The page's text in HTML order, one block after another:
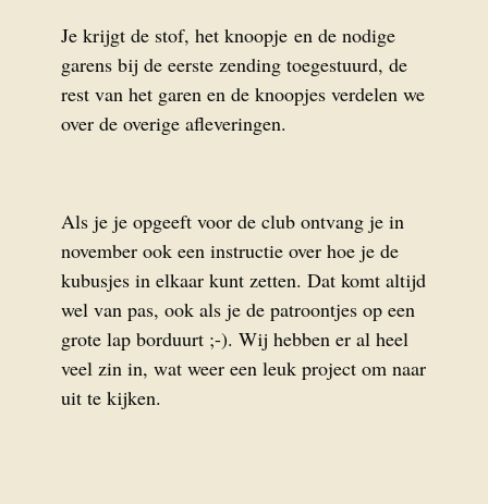
Je krijgt de stof, het knoopje en de nodige
garens bij de eerste zending toegestuurd, de
rest van het garen en de knoopjes verdelen we
over de overige afleveringen.
Als je je opgeeft voor de club ontvang je in
november ook een instructie over hoe je de
kubusjes in elkaar kunt zetten. Dat komt altijd
wel van pas, ook als je de patroontjes op een
grote lap borduurt ;-). Wij hebben er al heel
veel zin in, wat weer een leuk project om naar
uit te kijken.